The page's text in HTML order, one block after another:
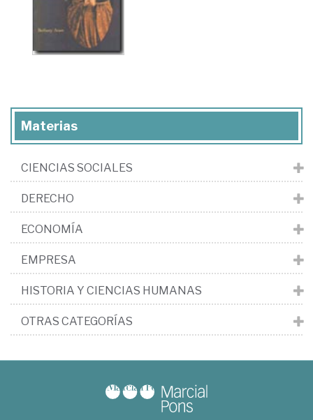
Materias
CIENCIAS SOCIALES
DERECHO
ECONOMÍA
EMPRESA
HISTORIA Y CIENCIAS HUMANAS
OTRAS CATEGORÍAS